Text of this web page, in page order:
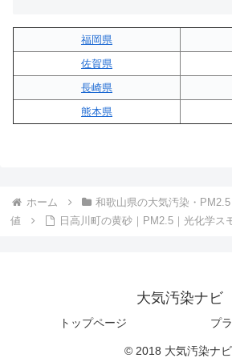
福岡県
佐賀県
長崎県
熊本県
ホーム
和歌山県の大気汚染・
値
日高川町の黄砂｜PM2.5｜光化学ス
大気汚染ナビ
トップページ プ
© 2018 大気汚染ナビ.